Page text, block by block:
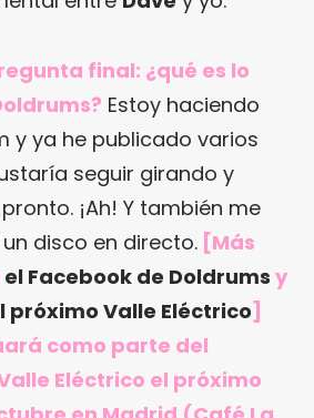
final: ¿qué es lo
Estoy haciendo
y ya he publicado varios
seguir girando y
¡Ah! Y también me
disco en directo. [Más
el Facebook de Doldrums y
próximo Valle Eléctrico]
como parte del
Eléctrico el próximo